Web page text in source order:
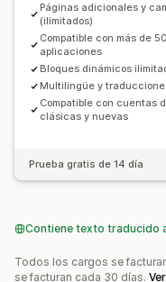
Páginas adicionales y
(ilimitados)
Compatible con más de
aplicaciones
Bloques dinámicos
Multilingüe y
Compatible con cuentas
clásicas y nuevas
Prueba gratis de 14 día
Contiene texto traducido
Todos los cargos se
se facturan cada 30 días.